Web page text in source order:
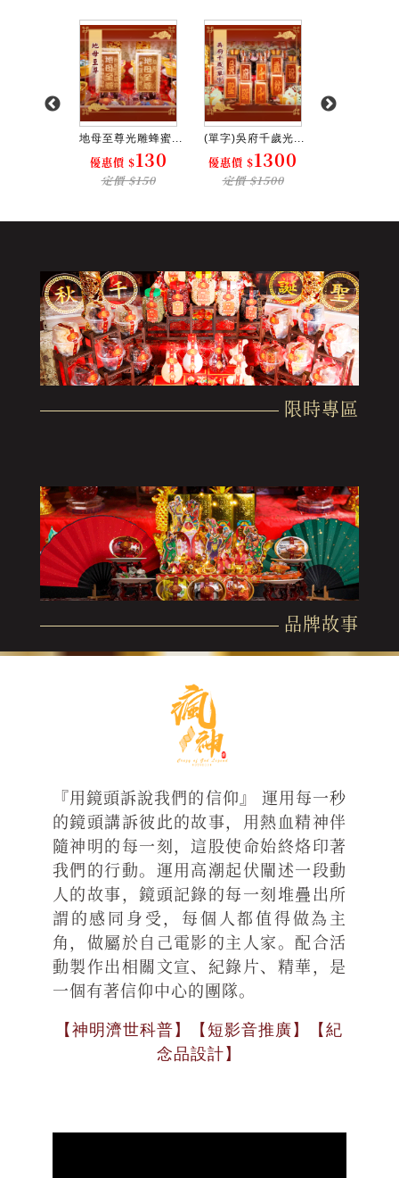
地母至尊光雕蜂蜜...
優惠價 $130
定價 $150
(單字)吳府千歲光...
優惠價 $1300
定價 $1500
限時專區
品牌故事
『用鏡頭訴說我們的信仰』 運用每一秒
的鏡頭講訴彼此的故事，用熱血精神伴
隨神明的每一刻，這股使命始終烙印著
我們的行動。運用高潮起伏闡述一段動
人的故事，鏡頭記錄的每一刻堆疊出所
謂的感同身受，每個人都值得做為主
角，做屬於自己電影的主人家。配合活
動製作出相關文宣、紀錄片、精華，是
一個有著信仰中心的團隊。
【神明濟世科普】【短影音推廣】【紀
念品設計】